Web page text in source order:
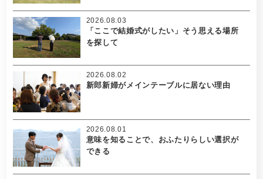
「ここで結婚式がしたい」そう思える場所
を探して
2026.08.03
新郎新婦がメインテーブルに居ない理由
2026.08.02
意味を知ることで、おふたりらしい選択が
できる
2026.08.01